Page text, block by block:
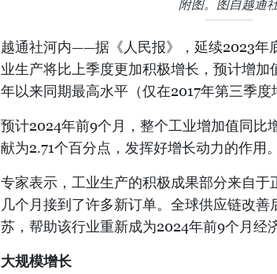
附图。图自越通
越通社河内——据《人民报》，延续2023年
业生产将比上季度更加积极增长，预计增
年以来同期最高水平（仅在2017年第三季度
预计2024年前9个月，整个工业增加值同比
献为2.71个百分点，发挥好增长动力的作用。
专家表示，工业生产的积极成果部分来自
几个月接到了许多新订单。全球供应链改
苏，帮助该行业重新成为2024年前9个月经
大规模增长